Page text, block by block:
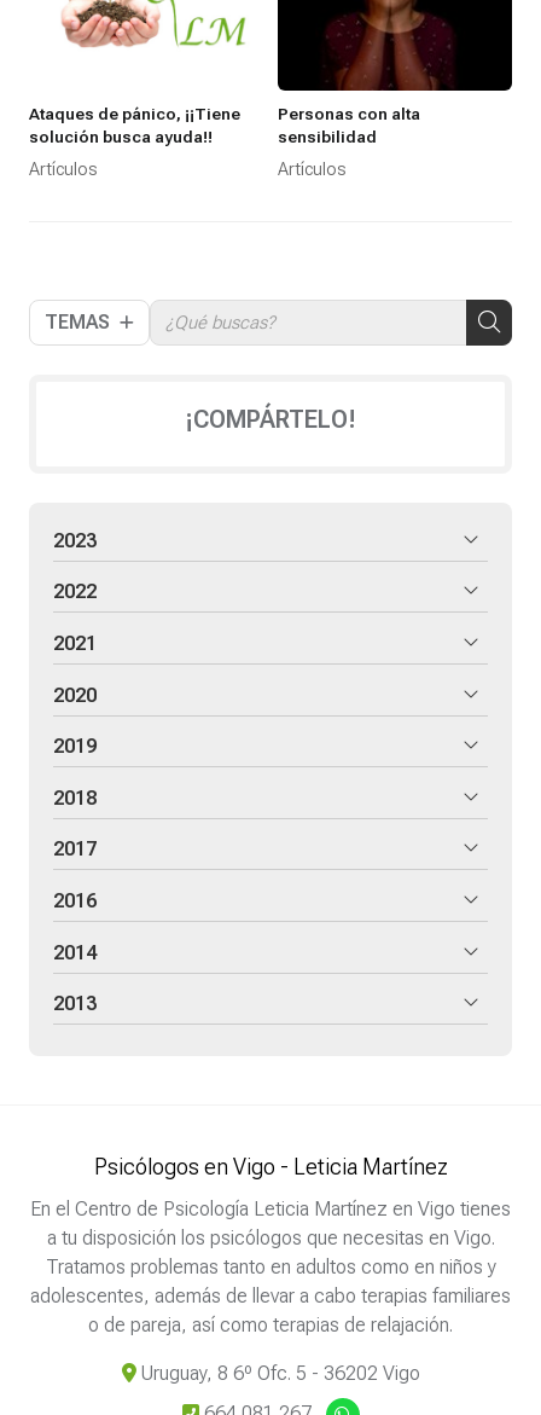
TEMAS
Ataques de pánico, ¡¡Tiene
solución busca ayuda!!
Artículos
Personas con alta
sensibilidad
Artículos
¡COMPÁRTELO!
2023
2022
2021
2020
2019
2018
2017
2016
2014
2013
Psicólogos en Vigo - Leticia Martínez
En el Centro de Psicología Leticia Martínez en Vigo tienes
a tu disposición los psicólogos que necesitas en Vigo.
Tratamos problemas tanto en adultos como en niños y
adolescentes, además de llevar a cabo terapias familiares
o de pareja, así como terapias de relajación.
Uruguay, 8 6º Ofc. 5 - 36202 Vigo